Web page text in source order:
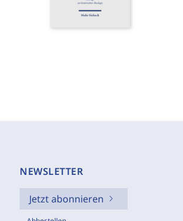
NEWSLETTER
Jetzt abonnieren